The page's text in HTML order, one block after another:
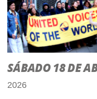
SÁBADO 18 DE
2026